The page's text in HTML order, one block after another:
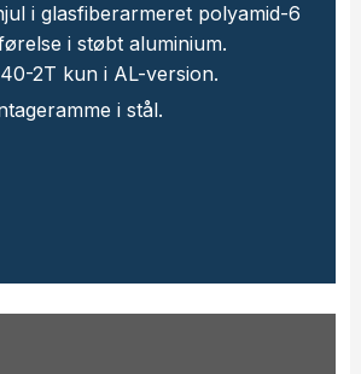
i glasfiberarmeret polyamid-6
i støbt aluminium.
2T kun i AL-version.
i stål.